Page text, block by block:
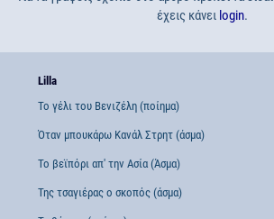
έχεις κάνει login.
Lilla
Το γέλι του Βενιζέλη (ποίημα)
Όταν μπουκάρω Κανάλ Στρητ (άσμα)
Το βεϊπόρι απ' την Ασία (Άσμα)
Της τσαγιέρας ο σκοπός (άσμα)